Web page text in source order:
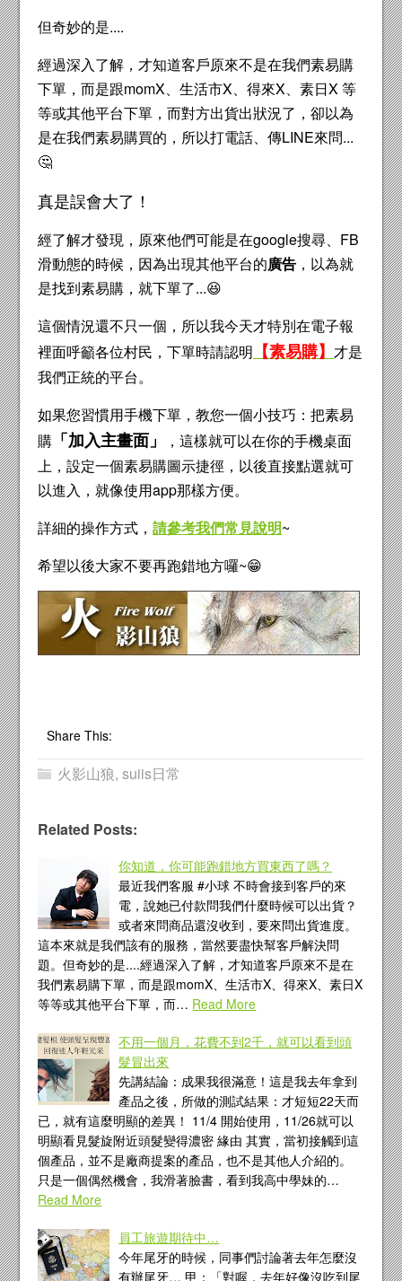
但奇妙的是....
經過深入了解，才知道客戶原來不是在我們素易購
下單，而是跟momX、生活市X、得來X、素日X 等
等或其他平台下單，而對方出貨出狀況了，卻以為
是在我們素易購買的，所以打電話、傳LINE來問...
🤔
真是誤會大了！
經了解才發現，原來他們可能是在google搜尋、FB
滑動態的時候，因為出現其他平台的廣告 ，以為就
是找到素易購，就下單了...😆
這個情況還不只一個，所以我今天才特別在電子報
裡面呼籲各位村民，下單時請認明 【素易購】才是
我們正統的平台。
如果您習慣用手機下單，教您一個小技巧：把素易
購 「加入主畫面」
，這樣就可以在你的手機桌面
上，設定一個素易購圖示捷徑，以後直接點選就可
以進入，就像使用app那樣方便。
詳細的操作方式，請參考我們常見說明~
希望以後大家不要再跑錯地方囉~😁
Share This:
火影山狼,suiis日常
Related Posts:
你知道，你可能跑錯地方買東西了嗎？
最近我們客服 #小球 不時會接到客戶的來
電，說她已付款問我們什麼時候可以出貨？
或者來問商品還沒收到，要來問出貨進度。
這本來就是我們該有的服務，當然要盡快幫客戶解決問
題。但奇妙的是....經過深入了解，才知道客戶原來不是在
我們素易購下單，而是跟momX、生活市X、得來X、素日X
等等或其他平台下單，而… Read More
不用一個月，花費不到2千，就可以看到頭
髮冒出來
先講結論：成果我很滿意！這是我去年拿到
產品之後，所做的測試結果：才短短22天而
已，就有這麼明顯的差異！ 11/4 開始使用，11/26就可以
明顯看見髮旋附近頭髮變得濃密 緣由 其實，當初接觸到這
個產品，並不是廠商提案的產品，也不是其他人介紹的。
只是一個偶然機會，我滑著臉書，看到我高中學妹的…
Read More
員工旅遊期待中…
今年尾牙的時候，同事們討論著去年怎麼沒
有辦尾牙… 甲：「對喔，去年好像沒吃到尾